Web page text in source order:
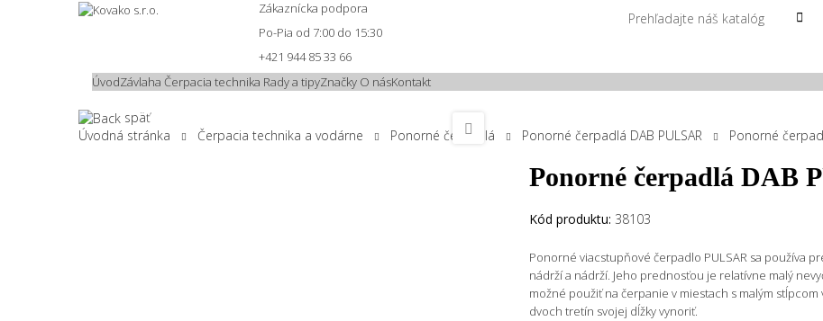
Zákaznícka podpora
Po-Pia od 7:00 do 15:30
+421 944 85 33 66
ÚvodZávlaha Čerpacia technika Rady a tipyZnačky O násKontakt
späť
Úvodná stránka
Čerpacia technika a vodárne Ponorné čerpadlá Ponorné čerpadlá DAB PULSAR Ponorné
Ponorné čerpadlá DAB
Kód produktu: 38103
Ponorné viacstupňové čerpadlo PULSAR sa používa
nádrží a nádrží. Jeho prednosťou je relatívne malý
možné použiť na čerpanie v miestach s malým
dvoch tretín svojej dĺžky vynoriť.